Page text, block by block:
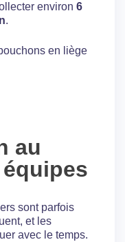
environ 6
.
en liège
au
sont parfois
et les
avec le temps.